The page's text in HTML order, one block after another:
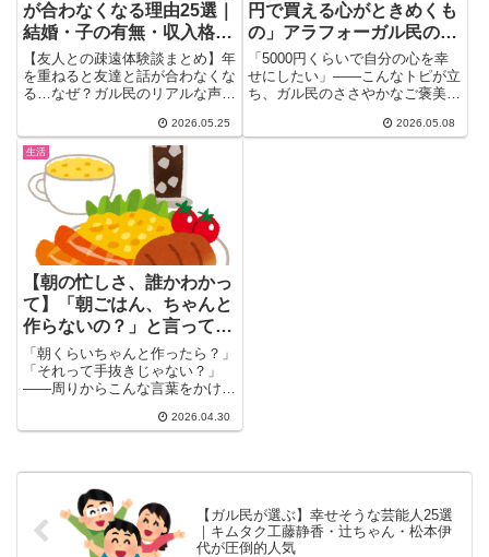
が合わなくなる理由25選｜
結婚・子の有無・収入格差
のリアル
【友人との疎遠体験談まとめ】年
を重ねると友達と話が合わなくな
る…なぜ？ガル民のリアルな声
子の有無で変わる女性の人間関係
の本音。50代でまた会えるは本
当か？体験談で検証。
2026.05.25
円で買える心がときめくも
の」アラフォーガル民のご
褒美センスが上品すぎる｜
デパコス・寄せ植え・銭湯
フルコース
「5000円くらいで自分の心を幸
せにしたい」――こんなトピが立
ち、ガル民のささやかなご褒美セ
2026.05.08
生活
【朝の忙しさ、誰かわかっ
て】「朝ごはん、ちゃんと
作らないの？」と言ってく
る人にガル民が一斉ツッコ
ミ
「朝くらいちゃんと作ったら？」
「それって手抜きじゃない？」
——周りからこんな言葉をかけら
2026.04.30
【ガル民が選ぶ】幸せそうな芸能人25選
｜キムタク工藤静香・辻ちゃん・松本伊
代が圧倒的人気